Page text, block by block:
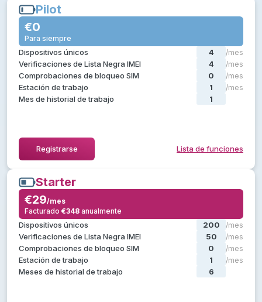
Pilot
€0
Para siempre
Dispositivos únicos 4 /mes
Verificaciones de Lista Negra IMEI 4 /mes
Comprobaciones de bloqueo SIM 0 /mes
Estación de trabajo 1 /mes
Mes de historial de trabajo 1
Registrarse Lista de funciones
Todo lo que necesitas en un piloto de prueba:
Diagnóstico del dispositivo
Clasificación de dispositivos
Certificación de dispositivos
Borrado certificado de datos del dispositivo
Ocultar lista de funciones
Starter
€29/mes
Facturado €348 anualmente
Dispositivos únicos 200 /mes
Verificaciones de Lista Negra IMEI 50 /mes
Comprobaciones de bloqueo SIM 0 /mes
Estación de trabajo 1 /mes
Meses de historial de trabajo 6
Todo lo de
Comprobaciones de bloqueo SIM
Plantillas de diagnóstico personalizadas
Calificaciones y estados personalizados
Usar etiquetas predeterminadas